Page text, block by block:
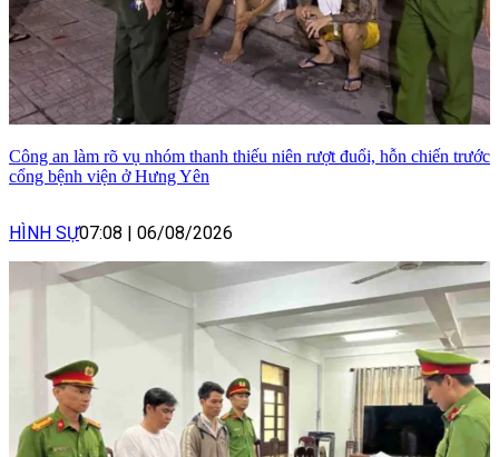
Công an làm rõ vụ nhóm thanh thiếu niên rượt đuổi, hỗn chiến trước
cổng bệnh viện ở Hưng Yên
HÌNH SỰ07:08 06/08/2026